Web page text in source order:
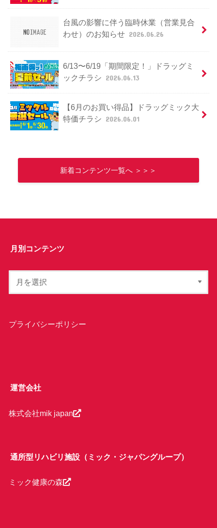
台風の影響に伴う臨時休業（営業見合
わせ）のお知らせ 2026.06.26
6/13〜6/19「期間限定！」ドラッグミ
ックチラシ 2026.06.13
【6月のお買い得品】ドラッグミック大
特価チラシ 2026.06.01
新着コンテンツ一覧へ ＞＞＞
月別コンテンツ
プライバシーポリシー
運営会社
株式会社mik japan
通所型リハビリ施設（ミック・ジャパングループ）
ミック健康の森